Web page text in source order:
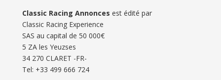
Classic Racing Annonces est édité par
Classic Racing Experience
SAS au capital de 50 000€
5 ZA les Yeuzses
34 270 CLARET -FR-
Tel: ‭+33 499 666 724‬